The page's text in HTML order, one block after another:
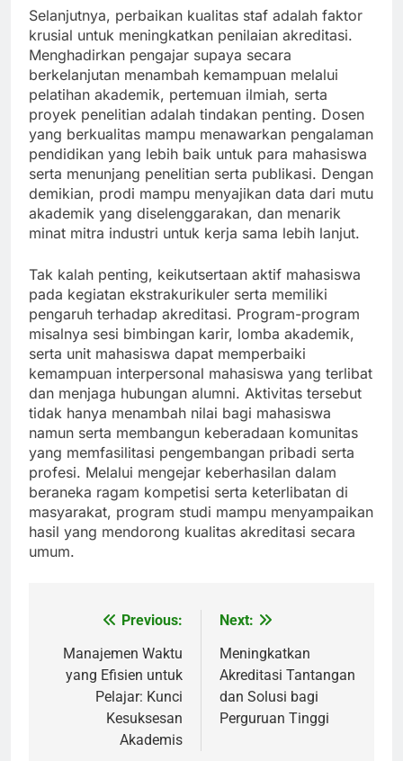
Selanjutnya, perbaikan kualitas staf adalah faktor
krusial untuk meningkatkan penilaian akreditasi.
Menghadirkan pengajar supaya secara
berkelanjutan menambah kemampuan melalui
pelatihan akademik, pertemuan ilmiah, serta
proyek penelitian adalah tindakan penting. Dosen
yang berkualitas mampu menawarkan pengalaman
pendidikan yang lebih baik untuk para mahasiswa
serta menunjang penelitian serta publikasi. Dengan
demikian, prodi mampu menyajikan data dari mutu
akademik yang diselenggarakan, dan menarik
minat mitra industri untuk kerja sama lebih lanjut.
Tak kalah penting, keikutsertaan aktif mahasiswa
pada kegiatan ekstrakurikuler serta memiliki
pengaruh terhadap akreditasi. Program-program
misalnya sesi bimbingan karir, lomba akademik,
serta unit mahasiswa dapat memperbaiki
kemampuan interpersonal mahasiswa yang terlibat
dan menjaga hubungan alumni. Aktivitas tersebut
tidak hanya menambah nilai bagi mahasiswa
namun serta membangun keberadaan komunitas
yang memfasilitasi pengembangan pribadi serta
profesi. Melalui mengejar keberhasilan dalam
beraneka ragam kompetisi serta keterlibatan di
masyarakat, program studi mampu menyampaikan
hasil yang mendorong kualitas akreditasi secara
umum.
navigation
Previous:
Manajemen Waktu
yang Efisien untuk
Pelajar: Kunci
Kesuksesan
Akademis
Next:
Meningkatkan
Akreditasi Tantangan
dan Solusi bagi
Perguruan Tinggi